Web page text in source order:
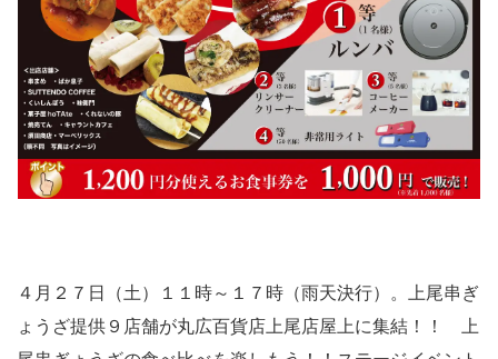
４月２７日（土）１１時～１７時（雨天決行）。上尾串ぎ
ょうざ提供９店舗が丸広百貨店上尾店屋上に集結！！ 上